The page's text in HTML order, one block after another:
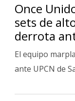
Once
sets de
derrota
El equipo
ante UPCN de